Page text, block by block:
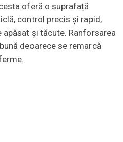
oferă o suprafață
control precis și rapid,
și tăcute. Ranforsarea
deoarece se remarcă